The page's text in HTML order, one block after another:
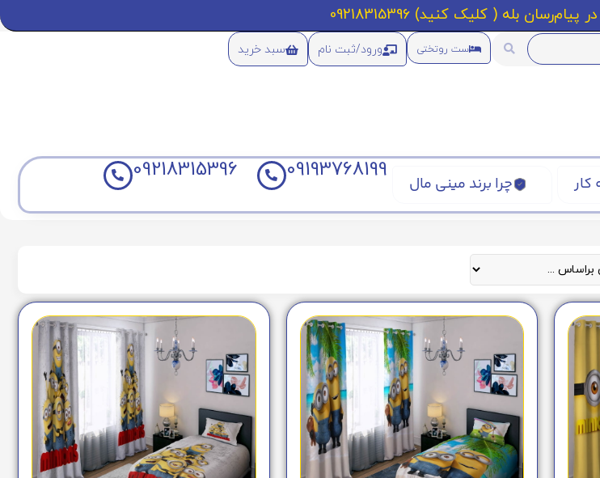
بله ( کلیک کنید) 09218315396
ست روتختی ورود/ثبت نام سبد خرید
کار چرا برند مینی مال
09193768199
09218315396